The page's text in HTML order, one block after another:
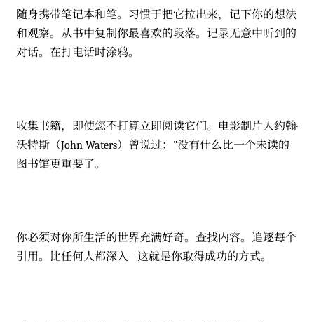
随身携带笔记本和笔。习惯于把它拉出来，记下你的想法
和观察。从书中复制你最喜欢的段落。记录无意中听到的
对话。在打电话时涂鸦。
收集书籍，即使您不打算立即阅读它们。电影制片人约翰·
沃特斯（John Waters）曾说过："没有什么比一个未读的
图书馆更重要了。
你必须对你所生活的世界充满好奇。查找内容。追逐每个
引用。比任何人都深入 - 这就是你取得成功的方式。